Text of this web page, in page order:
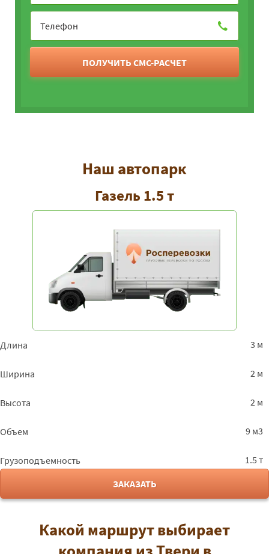
ПОЛУЧИТЬ СМС-РАСЧЕТ
Наш автопарк
Газель 1.5 т
Длина 3 м
Ширина 2 м
Высота 2 м
Объем 9 м3
Грузоподъемность
1.5 т
ЗАКАЗАТЬ
Какой маршрут выбирает